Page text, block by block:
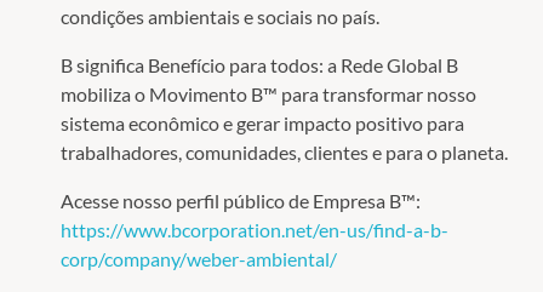
condições ambientais e sociais no país.
B significa Benefício para todos: a Rede Global B
mobiliza o Movimento B™ para transformar nosso
sistema econômico e gerar impacto positivo para
trabalhadores, comunidades, clientes e para o planeta.
Acesse nosso perfil público de Empresa B™:
https://www.bcorporation.net/en-us/find-a-b-
corp/company/weber-ambiental/